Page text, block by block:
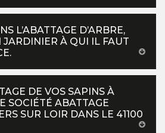
L’ABATTAGE D’ARBRE,
À QUI IL FAUT
DE VOS SAPINS À
SOCIÉTÉ ABATTAGE
SUR LOIR DANS LE 41100